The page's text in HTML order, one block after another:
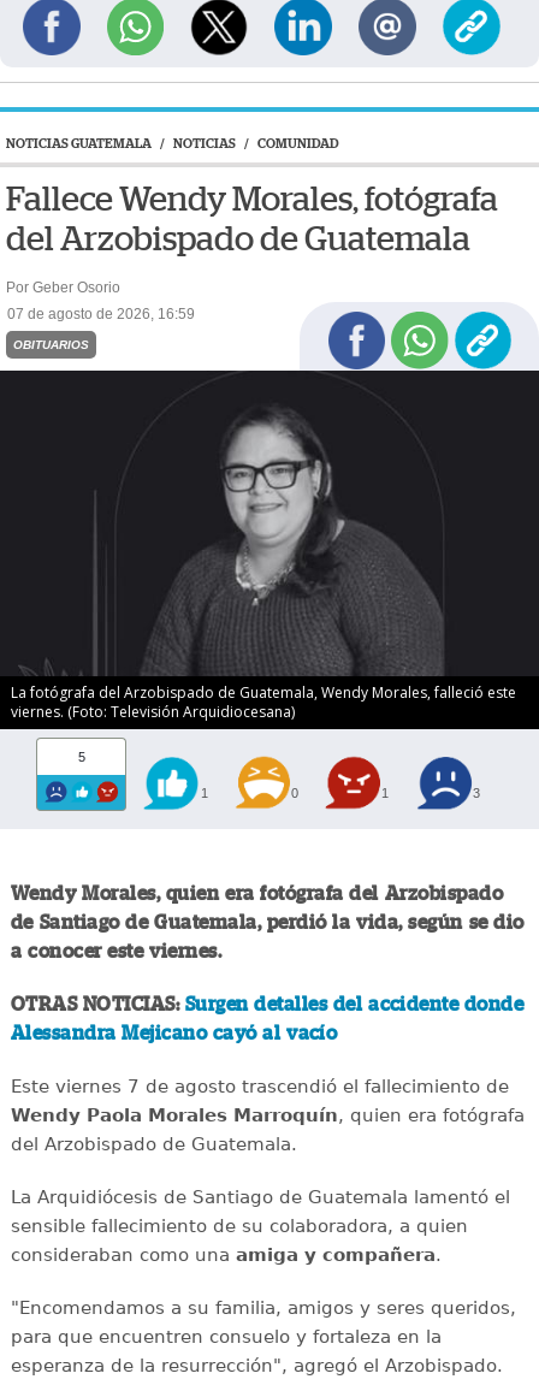
NOTICIAS GUATEMALA / NOTICIAS / COMUNIDAD
Fallece Wendy Morales, fotógrafa
del Arzobispado de Guatemala
Por Geber Osorio
07 de agosto de 2026, 16:59
OBITUARIOS
La fotógrafa del Arzobispado de Guatemala, Wendy Morales, falleció este
viernes. (Foto: Televisión Arquidiocesana)
5
1 0 1 3
Wendy Morales, quien era fotógrafa del Arzobispado
de Santiago de Guatemala, perdió la vida, según se dio
a conocer este viernes.
OTRAS NOTICIAS: Surgen detalles del accidente donde
Alessandra Mejicano cayó al vacío
Este viernes 7 de agosto trascendió el fallecimiento de
Wendy Paola Morales Marroquín, quien era fotógrafa
del Arzobispado de Guatemala.
La Arquidiócesis de Santiago de Guatemala lamentó el
sensible fallecimiento de su colaboradora, a quien
consideraban como una amiga y compañera.
"Encomendamos a su familia, amigos y seres queridos,
para que encuentren consuelo y fortaleza en la
esperanza de la resurrección", agregó el Arzobispado.